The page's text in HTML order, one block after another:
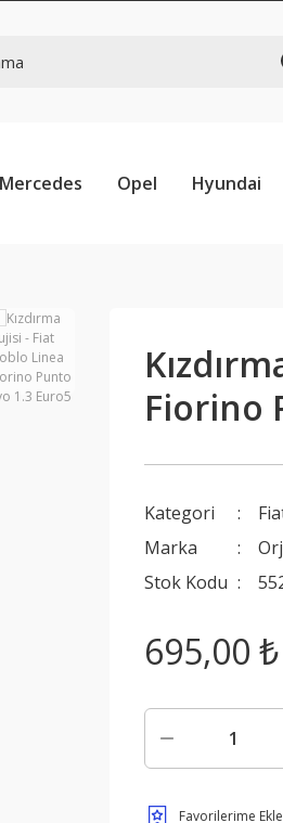
Mercedes Opel Hyundai
Fiorino
Kategori
Marka
Stok Kodu
695,00 ₺